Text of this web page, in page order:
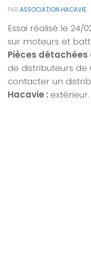
PAR ASSOCIATION HACAVIE ·
Essai réalisé le 24/
sur moteurs et
Pièces détachées
de distributeurs de
contacter un
Hacavie :